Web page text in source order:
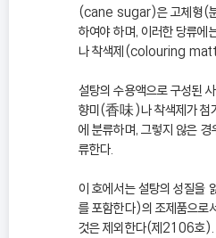
(cane sugar)은 고체형(분
하여야 하며, 이러한 당류
나 착색제(colouring
설탕의 수용액으로 구성된
향미(香味)나 착색제가 첨
에 분류하며, 그렇지 않은
류한다.
이 호에서는 설탕의 성질을
를 포함한다)의 조제품으로
것은 제외한다(제2106호).